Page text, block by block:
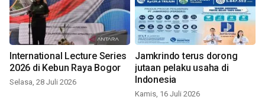
International Lecture Series
2026 di Kebun Raya Bogor
Selasa, 28 Juli 2026
Jamkrindo terus dorong
jutaan pelaku usaha di
Indonesia
Kamis, 16 Juli 2026